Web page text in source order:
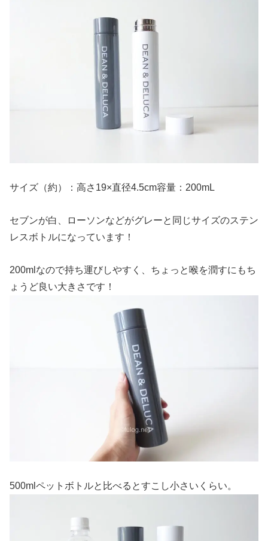
サイズ（約）：高さ19×直径4.5cm容量：200mL
セブンが白、ローソンなどがグレーと同じサイズのステン
レスボトルになっています！
200mlなので持ち運びしやすく、ちょっと喉を潤すにもち
ょうど良い大きさです！
500mlペットボトルと比べるとすこし小さいくらい。